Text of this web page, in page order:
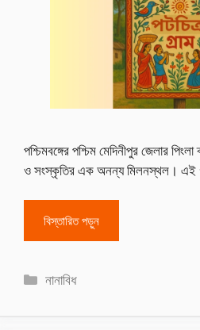
পশ্চিমবঙ্গের পশ্চিম মেদিনীপুর জেলার
ও সংস্কৃতির এক অনন্য মিলনস্থল। এই
বিস্তারিত পড়ুন
Categories
নানাবিধ